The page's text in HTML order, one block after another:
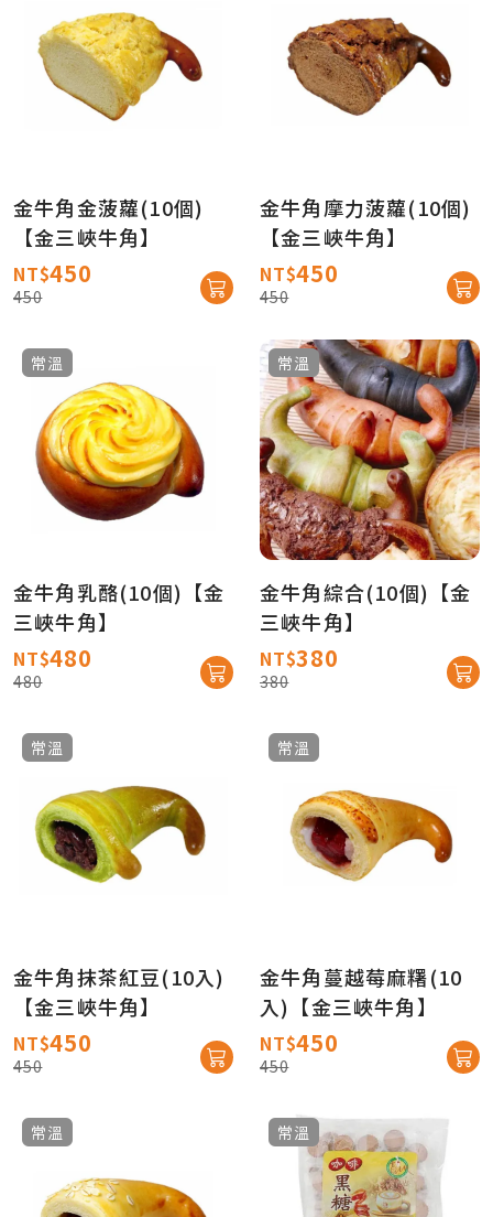
金牛角金菠蘿(10個)
【金三峽牛角】
NT$450
450
金牛角摩力菠蘿(10個)
【金三峽牛角】
NT$450
450
常溫
金牛角乳酪(10個)【金
三峽牛角】
NT$480
480
常溫
金牛角綜合(10個)【金
三峽牛角】
NT$380
380
常溫
金牛角抹茶紅豆(10入)
【金三峽牛角】
NT$450
450
常溫
金牛角蔓越莓麻糬(10
入)【金三峽牛角】
NT$450
450
常溫 常溫